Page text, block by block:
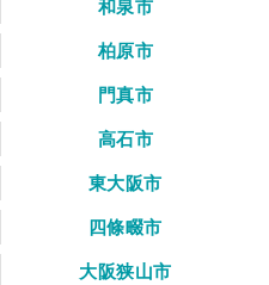
和泉市
柏原市
門真市
高石市
東大阪市
四條畷市
大阪狭山市